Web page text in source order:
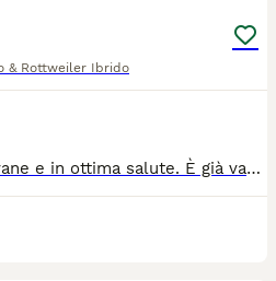
& Rottweiler Ibrido
Vendo cane meticcio, giovane e in ottima salute. È già vaccinato, microchippato e con tutta la documentazione in regola. Serve solo effettuare la cessione di proprietà al nuovo proprietario.